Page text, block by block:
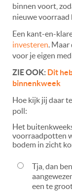
binnen voort,
nieuwe voorraad
Een kant-en-
investeren. Maar
voor je eigen
ZIE OOK: Dit
binnenkweek
Hoe kijk jij daar
poll:
Het
voorraadpotten
bodem in zicht
Tja, dan
een te